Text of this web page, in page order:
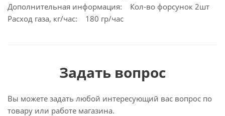
Дополнительная информация: Кол-во форсунок 2шт
Расход газа, кг/час: 180 гр/час
Задать вопрос
Вы можете задать любой интересующий вас вопрос по
товару или работе магазина.